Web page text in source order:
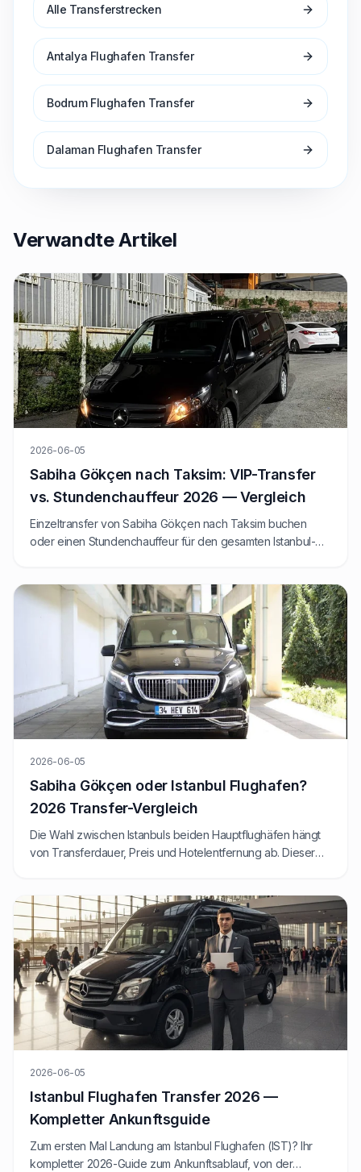
Alle Transferstrecken
Antalya Flughafen Transfer
Bodrum Flughafen Transfer
Dalaman Flughafen Transfer
Verwandte Artikel
2026-06-05
Sabiha Gökçen nach Taksim: VIP-Transfer
vs. Stundenchauffeur 2026 — Vergleich
Einzeltransfer von Sabiha Gökçen nach Taksim buchen
oder einen Stundenchauffeur für den gesamten Istanbul-
2026-06-05
Sabiha Gökçen oder Istanbul Flughafen?
2026 Transfer-Vergleich
Die Wahl zwischen Istanbuls beiden Hauptflughäfen hängt
von Transferdauer, Preis und Hotelentfernung ab. Dieser
2026-06-05
Istanbul Flughafen Transfer 2026 —
Kompletter Ankunftsguide
Zum ersten Mal Landung am Istanbul Flughafen (IST)? Ihr
kompletter 2026-Guide zum Ankunftsablauf, von der